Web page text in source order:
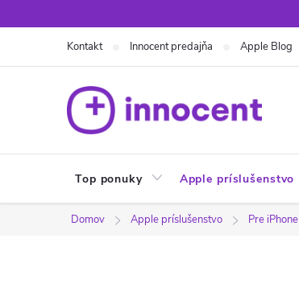
na
Kontakt Innocent predajňa Apple Blog
Top ponuky Apple príslušenstvo
Domov Apple príslušenstvo Pre iPhone